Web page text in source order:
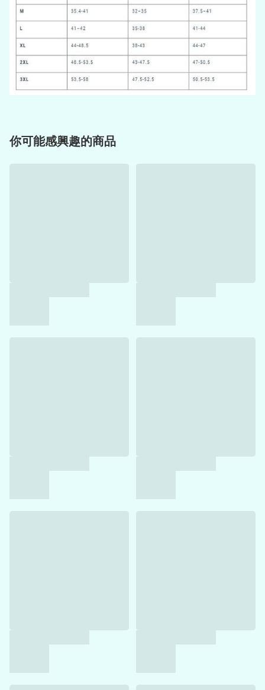
你可能感興趣的商品